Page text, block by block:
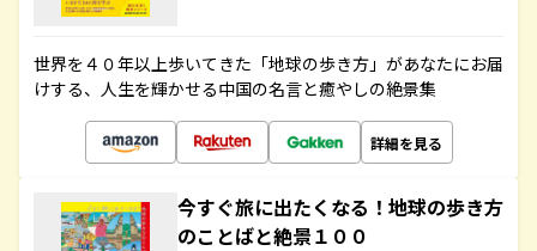
世界を４０年以上歩いてきた「地球の歩き方」があなたにお届
けする、人生を輝かせる中国の名言と癒やしの絶景集
詳細を見る
今すぐ旅に出たくなる！地球の歩き方
のことばと絶景１００